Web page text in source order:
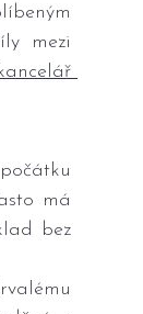
mezi
má
bez